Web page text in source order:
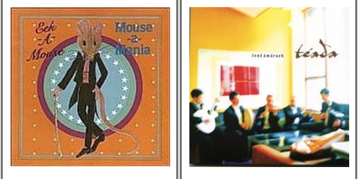
skiva